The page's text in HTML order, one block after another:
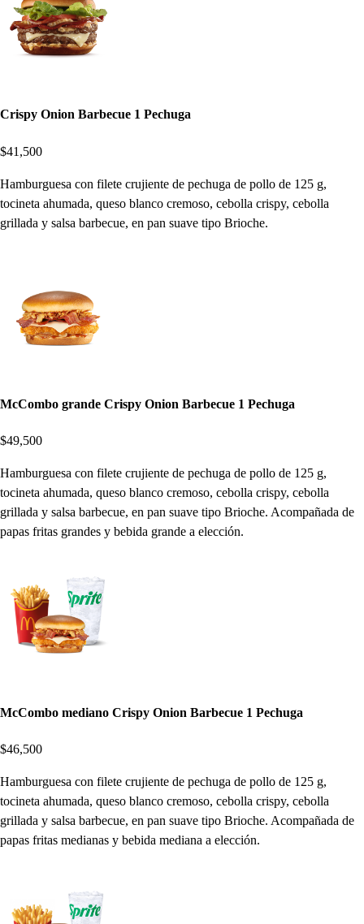
Crispy Onion Barbecue 1 Pechuga
$41,500
Hamburguesa con filete crujiente de pechuga de pollo de 125 g,
tocineta ahumada, queso blanco cremoso, cebolla crispy, cebolla
grillada y salsa barbecue, en pan suave tipo Brioche.
McCombo grande Crispy Onion Barbecue 1 Pechuga
$49,500
Hamburguesa con filete crujiente de pechuga de pollo de 125 g,
tocineta ahumada, queso blanco cremoso, cebolla crispy, cebolla
grillada y salsa barbecue, en pan suave tipo Brioche. Acompañada de
papas fritas grandes y bebida grande a elección.
McCombo mediano Crispy Onion Barbecue 1 Pechuga
$46,500
Hamburguesa con filete crujiente de pechuga de pollo de 125 g,
tocineta ahumada, queso blanco cremoso, cebolla crispy, cebolla
grillada y salsa barbecue, en pan suave tipo Brioche. Acompañada de
papas fritas medianas y bebida mediana a elección.